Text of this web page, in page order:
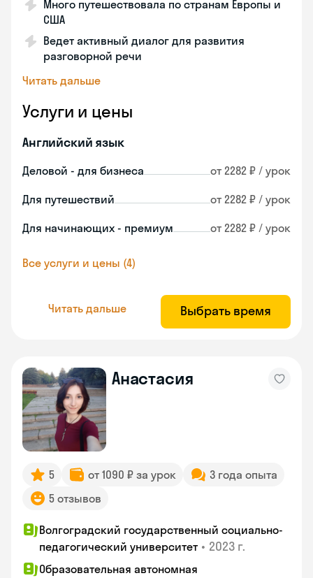
Много путешествовала по странам Европы и
США
Ведет активный диалог для развития
разговорной речи
Читать дальше
Услуги и цены
Английский язык
Деловой - для бизнеса от 2282 ₽ / урок
Для путешествий от 2282 ₽ / урок
Для начинающих - премиум от 2282 ₽ / урок
Все услуги и цены (4)
Читать дальше Выбрать время
Анастасия
5 от 1090 ₽ за урок
3 года опыта
5 отзывов
Волгоградский государственный социально-
педагогический университет • 2023 г.
Образовательная автономная